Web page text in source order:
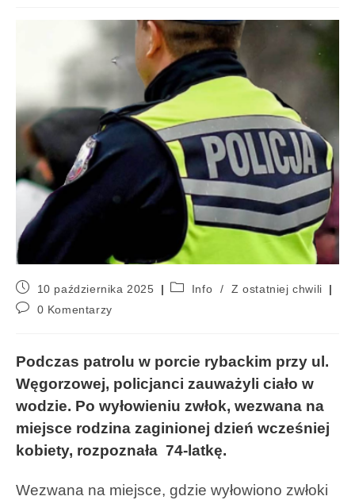
10 października 2025 Info /
Z ostatniej chwili
0 Komentarzy
Podczas patrolu w porcie rybackim przy ul.
Węgorzowej, policjanci zauważyli ciało w
wodzie. Po wyłowieniu zwłok, wezwana na
miejsce rodzina zaginionej dzień wcześniej
kobiety, rozpoznała 74-latkę.
Wezwana na miejsce, gdzie wyłowiono zwłoki